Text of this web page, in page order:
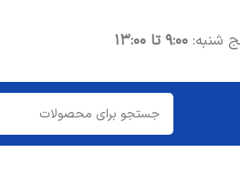
شنبه: ۹:۰۰ تا ۱۳:۰۰